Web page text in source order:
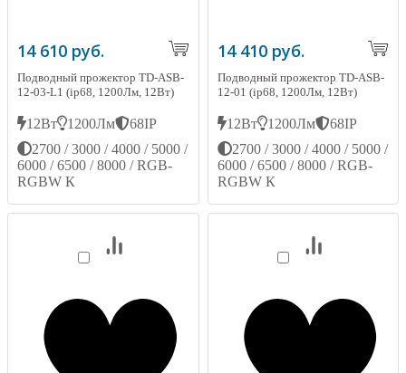
14 610 руб.
Подводный прожектор TD-ASB-
12-03-L1 (ip68, 1200Лм, 12Вт)
12Вт 1200Лм
68IP
2700 / 3000 / 4000 / 5000 /
6000 / 6500 / 8000 / RGB-
RGBW К
14 410 руб.
Подводный прожектор TD-ASB-
12-01 (ip68, 1200Лм, 12Вт)
12Вт 1200Лм
68IP
2700 / 3000 / 4000 / 5000 /
6000 / 6500 / 8000 / RGB-
RGBW К